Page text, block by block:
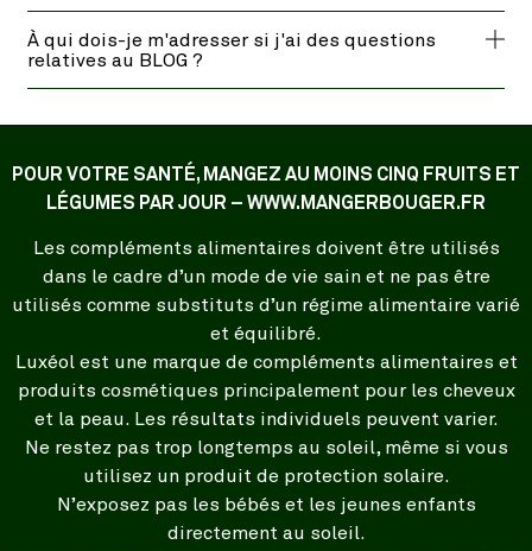
À qui dois-je m'adresser si j'ai des questions
relatives au BLOG ?
POUR VOTRE SANTÉ, MANGEZ AU MOINS CINQ FRUITS ET
LÉGUMES PAR JOUR – WWW.MANGERBOUGER.FR
Les compléments alimentaires doivent être utilisés
dans le cadre d’un mode de vie sain et ne pas être
utilisés comme substituts d’un régime alimentaire varié
et équilibré.
Luxéol est une marque de compléments alimentaires et
produits cosmétiques principalement pour les cheveux
et la peau. Les résultats individuels peuvent varier.
Ne restez pas trop longtemps au soleil, même si vous
utilisez un produit de protection solaire.
N’exposez pas les bébés et les jeunes enfants
directement au soleil.